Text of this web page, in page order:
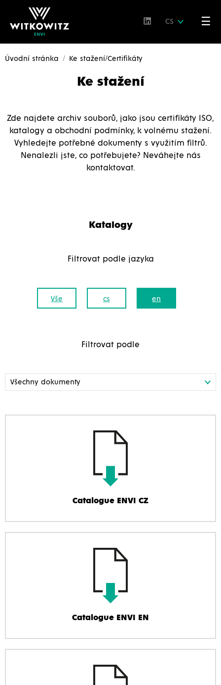
CS ☰
Úvodní stránka Ke stažení/Certifikáty
Ke stažení
Zde najdete archiv souborů, jako jsou certifikáty ISO,
katalogy a obchodní podmínky, k volnému stažení.
Vyhledejte potřebné dokumenty s využitím filtrů.
Nenalezli jste, co potřebujete? Neváhejte nás
kontaktovat.
Katalogy
Filtrovat podle jazyka
Vše cs en
Filtrovat podle
Catalogue ENVI CZ
Catalogue ENVI EN